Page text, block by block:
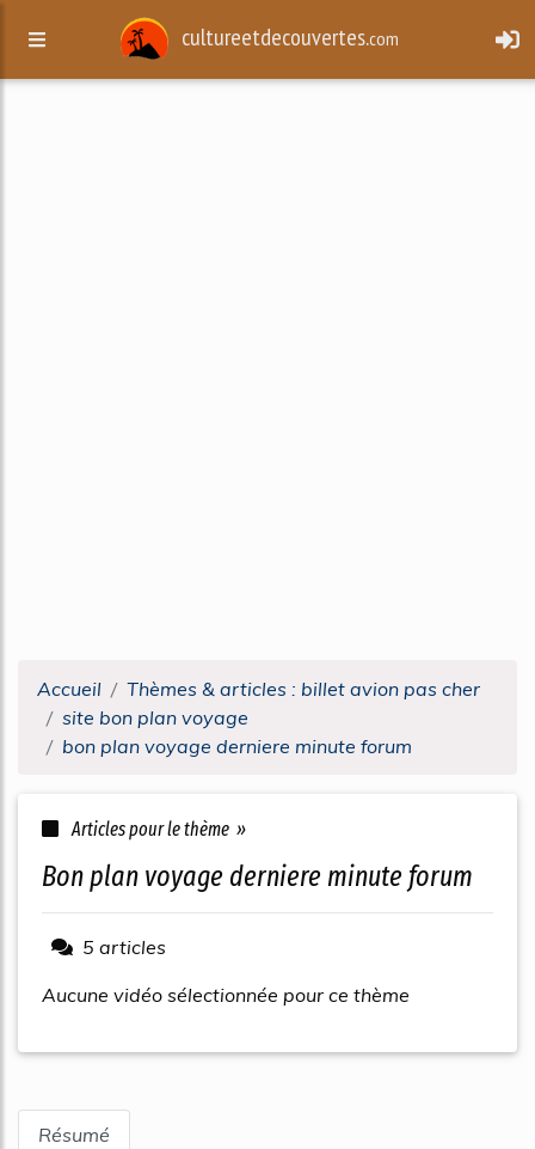
cultureetdecouvertes.com
Accueil
Thèmes & articles : billet avion pas cher
site bon plan voyage
bon plan voyage derniere minute forum
Articles pour le thème »
bon plan voyage derniere minute forum
5 articles
Aucune vidéo sélectionnée pour ce thème
Résumé